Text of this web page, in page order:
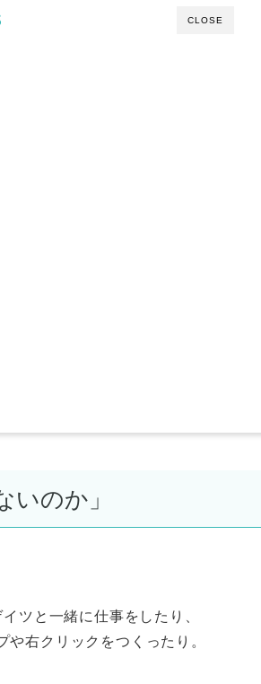
CLOSE
いのか」
ツと一緒に仕事をしたり、
右クリックをつくったり。